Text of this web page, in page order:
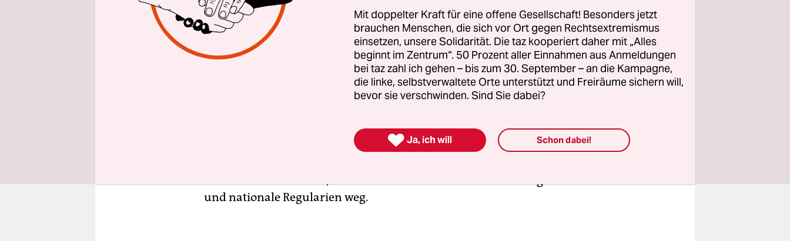
machen Europa für uns.
Welch ein Kurzschluss das ist, zeigt „The Brussels Business“ von
Friedrich Moser und Matthieu Lietaert. „Wer steuert die Europäische
Union?“, fragt der Dokumentarfilm von 2011 im Untertitel. Moser und
Lietaert arbeiten die Rolle der Wirtschaftslobbyisten in den EU-
Konzernlenkern, die seit 1983 die europäischen Regierungen unter
Druck setzten, endlich einen Binnenmarkt zu schaffen. Zwecks Erhalt
und nationale Regularien weg.
Mit doppelter Kraft für eine offene Gesellschaft! Besonders jetzt
brauchen Menschen, die sich vor Ort gegen Rechtsextremismus
einsetzen, unsere Solidarität. Die taz kooperiert daher mit „Alles
beginnt im Zentrum“. 50 Prozent aller Einnahmen aus Anmeldungen
bei taz zahl ich gehen – bis zum 30. September – an die Kampagne,
die linke, selbstverwaltete Orte unterstützt und Freiräume sichern will,
bevor sie verschwinden. Sind Sie dabei?
 Ja, ich will Schon dabei!